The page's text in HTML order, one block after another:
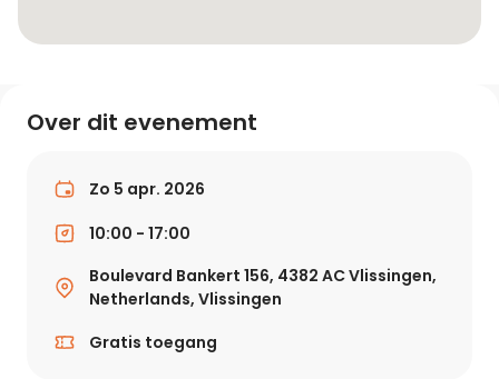
Over dit evenement
Zo 5 apr. 2026
10:00 - 17:00
Boulevard Bankert 156, 4382 AC Vlissingen,
Netherlands, Vlissingen
Gratis toegang